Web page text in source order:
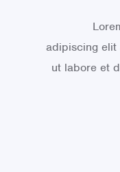
adipiscing elit
ut labore et